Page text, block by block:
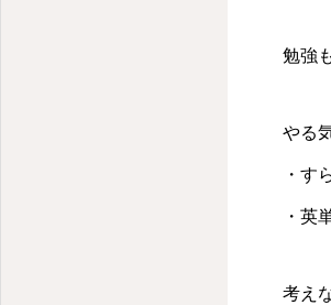
勉強
やる
・す
・英
考え